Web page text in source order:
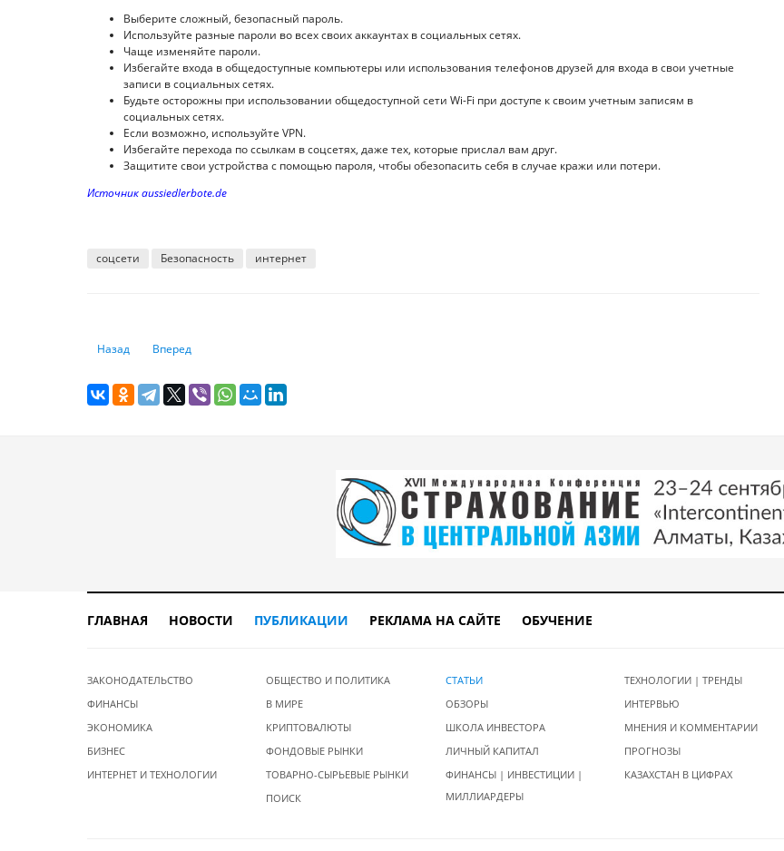
Выберите сложный, безопасный пароль.
Используйте разные пароли во всех своих аккаунтах в социальных сетях.
Чаще изменяйте пароли.
Избегайте входа в общедоступные компьютеры или использования телефонов друзей для входа в свои учетные
записи в социальных сетях.
Будьте осторожны при использовании общедоступной сети Wi-Fi при доступе к своим учетным записям в
социальных сетях.
Если возможно, используйте VPN.
Избегайте перехода по ссылкам в соцсетях, даже тех, которые прислал вам друг.
Защитите свои устройства с помощью пароля, чтобы обезопасить себя в случае кражи или потери.
Источник aussiedlerbote.de
соцсети Безопасность интернет
Предыдущий: Где находятся солнечные и ветряные электростанции России
Назад Следующий: Прочь с этой планеты: как вырос спрос на космический туризм и когда подешевеют билеты
Вперед
ГЛАВНАЯ НОВОСТИ ПУБЛИКАЦИИ РЕКЛАМА НА САЙТЕ ОБУЧЕНИЕ
ЗАКОНОДАТЕЛЬСТВО
ФИНАНСЫ
ЭКОНОМИКА
БИЗНЕС
ИНТЕРНЕТ И ТЕХНОЛОГИИ
ОБЩЕСТВО И ПОЛИТИКА
В МИРЕ
КРИПТОВАЛЮТЫ
ФОНДОВЫЕ РЫНКИ
ТОВАРНО-СЫРЬЕВЫЕ РЫНКИ
ПОИСК
СТАТЬИ
ОБЗОРЫ
ШКОЛА ИНВЕСТОРА
ЛИЧНЫЙ КАПИТАЛ
ФИНАНСЫ | ИНВЕСТИЦИИ |
МИЛЛИАРДЕРЫ
ТЕХНОЛОГИИ | ТРЕНДЫ
ИНТЕРВЬЮ
МНЕНИЯ И КОММЕНТАРИИ
ПРОГНОЗЫ
КАЗАХСТАН В ЦИФРАХ